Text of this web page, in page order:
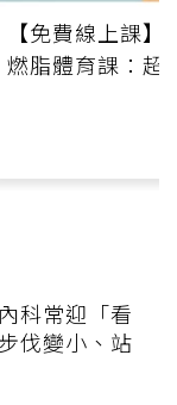
【免費線上課
燃脂體育課：超
科常迎「看
伐變小、站